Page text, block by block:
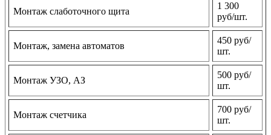
Монтаж слаботочного щита
1 300
руб/шт.
Монтаж, замена автоматов
450 руб/
шт.
Монтаж УЗО, АЗ
500 руб/
шт.
Монтаж счетчика
700 руб/
шт.